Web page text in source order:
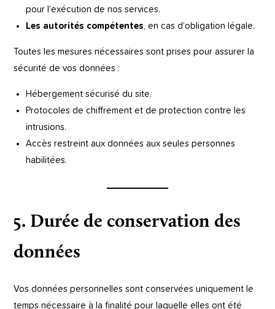
pour l’exécution de nos services.
Les autorités compétentes, en cas d’obligation légale.
Toutes les mesures nécessaires sont prises pour assurer la
sécurité de vos données :
Hébergement sécurisé du site.
Protocoles de chiffrement et de protection contre les
intrusions.
Accès restreint aux données aux seules personnes
habilitées.
5. Durée de conservation des
données
Vos données personnelles sont conservées uniquement le
temps nécessaire à la finalité pour laquelle elles ont été